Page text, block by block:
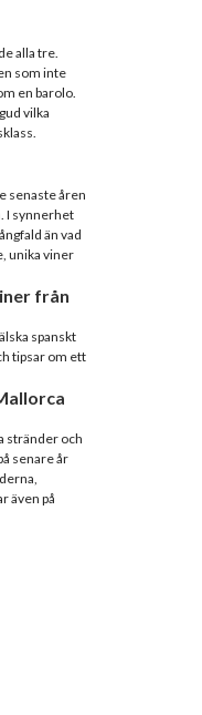
alla tre.
som inte
en barolo.
vilka
senaste åren
I synnerhet
än vad
unika viner
från
spanskt
tipsar om ett
stränder och
senare år
även på